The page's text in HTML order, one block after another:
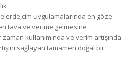
uygulamalarında en göze
tava ve verime gelmesine
kullanımında ve verim artışında
sağlayan tamamen doğal bir